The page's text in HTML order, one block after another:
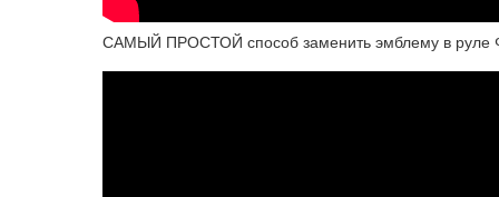
САМЫЙ ПРОСТОЙ способ заменить эмблему в